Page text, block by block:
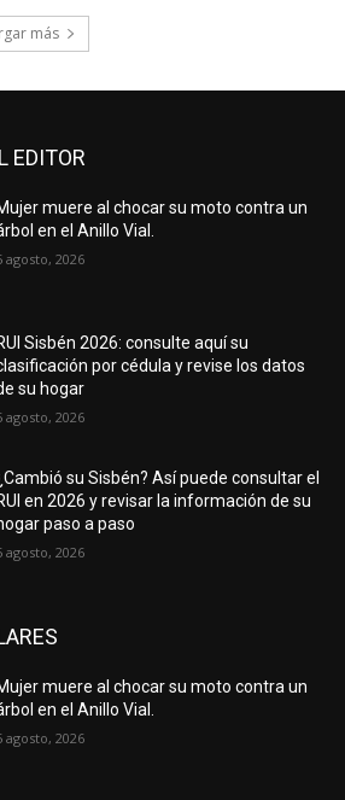
más
EDITOR
muere al chocar su moto contra un
en el Anillo Vial.
agosto, 2026
Sisbén 2026: consulte aquí su
por cédula y revise los datos
su hogar
agosto, 2026
su Sisbén? Así puede consultar el
en 2026 y revisar la información de su
paso a paso
agosto, 2026
muere al chocar su moto contra un
en el Anillo Vial.
agosto, 2026